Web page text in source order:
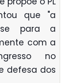
que "a
para a
com a
no
defesa dos